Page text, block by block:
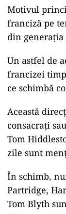
Motivul
franciză pe
din generația
Un astfel de
francizei
ce schimbă
Această
consacrați
Tom
zile sunt
În schimb,
Partridge,
Tom Blyth